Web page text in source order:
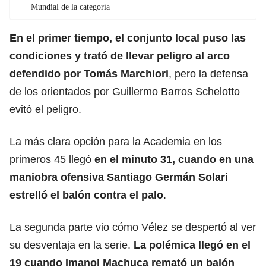
Mundial de la categoría
En el primer tiempo, el conjunto local puso las
condiciones y trató de llevar peligro al arco
defendido por Tomás Marchiori, pero la defensa
de los orientados por Guillermo Barros Schelotto
evitó el peligro.
La más clara opción para la Academia en los
primeros 45 llegó en el minuto 31, cuando en una
maniobra ofensiva Santiago Germán Solari
estrelló el balón contra el palo.
La segunda parte vio cómo Vélez se despertó al ver
su desventaja en la serie. La polémica llegó en el
19 cuando Imanol Machuca remató un balón